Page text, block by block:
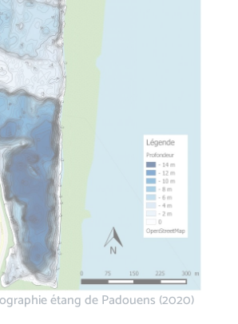
étang de Padouens (2020)